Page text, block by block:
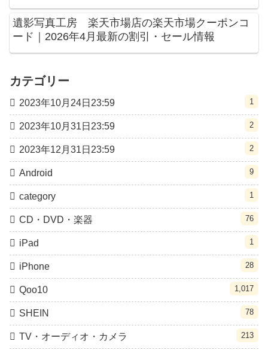
遺影写真工房 楽天市場店の楽天市場クーポンコ
ード｜2026年4月最新の割引・セール情報
カテゴリー
2023年10月24日23:59 1
2023年10月31日23:59 2
2023年12月31日23:59 2
Android 9
category 1
CD・DVD・楽器 76
iPad 1
iPhone 28
Qoo10 1,017
SHEIN 78
TV・オーディオ・カメラ 213